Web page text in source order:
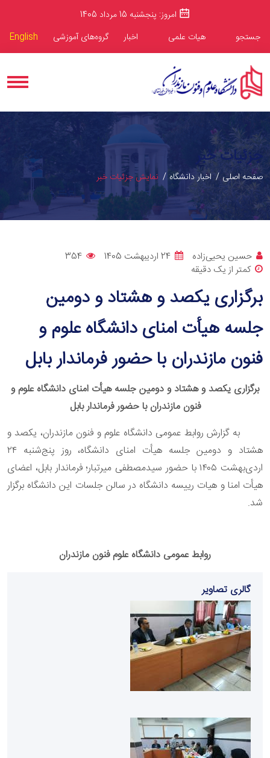
امروز: پنجشنبه 15 مرداد 1405
جستجو
هیات علمی اخبار گروه‌های آموزشی English
جزئیات خبر
صفحه اصلی اخبار دانشگاه نمایش جزئیات خبر
حسین یحیی‌زاده 24 اردیبهشت 1405
354
کمتر از یک دقیقه
برگزاری یکصد و هشتاد و دومین
جلسه هیأت امنای دانشگاه علوم و
فنون مازندران با حضور فرماندار بابل
برگزاری یکصد و هشتاد و دومین جلسه هیأت امنای دانشگاه علوم و
فنون مازندران با حضور فرماندار بابل
به گزارش روابط عمومی دانشگاه علوم و فنون مازندران، یکصد و
هشتاد و دومین جلسه هیأت امنای دانشگاه، روز پنج‌شنبه ۲۴
اردی‌بهشت ۱۴۰۵ با حضور سیدمصطفی میرتبار؛ فرماندار بابل، اعضای
هیأت امنا و هیات رییسه دانشگاه در سالن جلسات این دانشگاه برگزار
شد.
روابط عمومی دانشگاه علوم فنون مازندران
گالری تصاویر